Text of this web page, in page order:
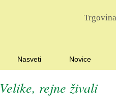
Nasveti Novice
Velike, rejne živali